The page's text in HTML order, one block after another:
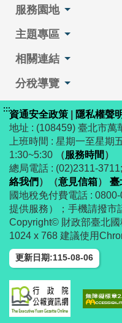
服務園地
主題專區
相關連結
分稅導覽
:::資通安全政策 隱私權聲
地址 : (108459) 臺北市萬
上班時間 : 星期一至星期
1:30~5:30
（服務時間 ）
總局電話 : (02)2311-
絡我們 ） （意見信箱）
臺
國地稅免付費電話 :
提供服務）；手機請撥市
Copyright© 財政部臺北
1024 x 768 建議使用
更新日期:115-08-06